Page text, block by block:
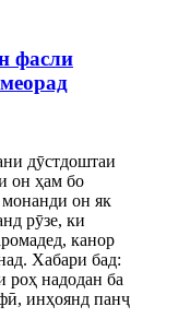
фасли
дӯстдоштаи
он ҳам бо
монанди он як
рӯзе, ки
канор
Хабари бад:
роҳ надодан ба
инҳоянд панҷ